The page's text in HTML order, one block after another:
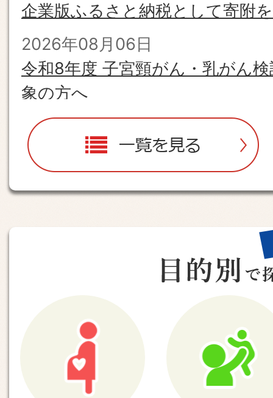
企業版ふるさと納税として寄附
2026年08月06日
令和8年度 子宮頸がん・乳がん
象の方へ
2026年08月05日
お盆期間中の生活情報
県内で交通死亡事故が多発して
令和8・9年度 福津市一般（指名
申請の受付
2026年08月03日
一
覧
を
見
目